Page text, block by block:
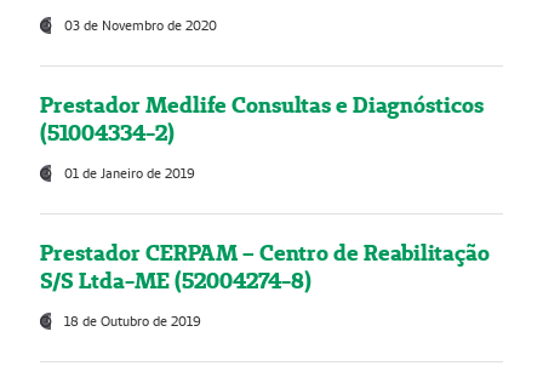
03 de Novembro de 2020
Prestador Medlife Consultas e Diagnósticos
(51004334-2)
01 de Janeiro de 2019
Prestador CERPAM – Centro de Reabilitação
S/S Ltda-ME (52004274-8)
18 de Outubro de 2019